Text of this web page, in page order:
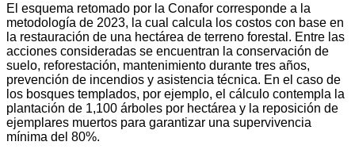
El esquema retomado por la Conafor corresponde a la
metodología de 2023, la cual calcula los costos con base en
la restauración de una hectárea de terreno forestal. Entre las
acciones consideradas se encuentran la conservación de
suelo, reforestación, mantenimiento durante tres años,
prevención de incendios y asistencia técnica. En el caso de
los bosques templados, por ejemplo, el cálculo contempla la
plantación de 1,100 árboles por hectárea y la reposición de
ejemplares muertos para garantizar una supervivencia
mínima del 80%.